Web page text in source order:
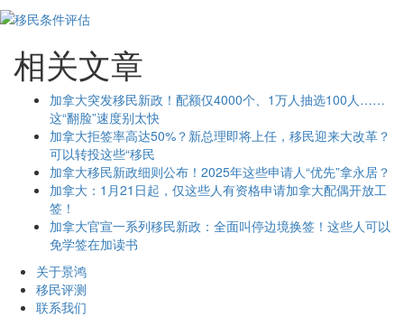
相关文章
加拿大突发移民新政！配额仅4000个、1万人抽选100人……
这“翻脸”速度别太快
加拿大拒签率高达50%？新总理即将上任，移民迎来大改革？
可以转投这些“移民
加拿大移民新政细则公布！2025年这些申请人“优先”拿永居？
加拿大：1月21日起，仅这些人有资格申请加拿大配偶开放工
签！
加拿大官宣一系列移民新政：全面叫停边境换签！这些人可以
免学签在加读书
关于景鸿
移民评测
联系我们